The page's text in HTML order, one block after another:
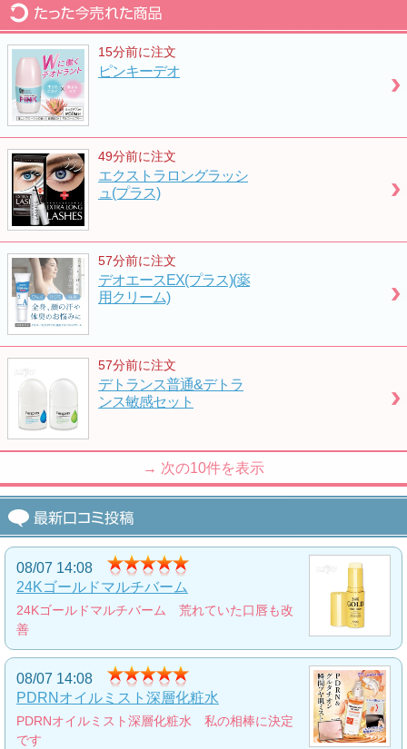
デオエース密着速乾使い比べセット
ット
6,000
エクストラロングラッシュ(プラス)
まつ毛・眉毛の悩みをケアする専用育毛剤
5,800円
つや玉クリーム特別セット
誰もが驚く魔法のようなケアクリーム特別セッ
トです
かたつむり簡単ケアセット
かたつむりシリーズをライン使いできる簡単ケ
シミに決別!最強美白コスメセット
ァンデーションのセット
6,000円
つや玉クリーム(NEW)
瞬時に白肌へと導くトーンアップクリーム
2,900円
奇跡のオールインワン石鹸(プラス)
15分前に注文
ピンキーデオ
49分前に注文
エクストラロングラッシ
ュ(プラス)
57分前に注文
デオエースEX(プラス)(薬
用クリーム)
57分前に注文
デトランス普通&デトラ
ンス敏感セット
→ 次の10件を表示
08/07 14:08
24Kゴールドマルチバーム
24Kゴールドマルチバーム 荒れていた口唇も改
善
08/07 14:08
PDRNオイルミスト深層化粧水
PDRNオイルミスト深層化粧水 私の相棒に決定
です